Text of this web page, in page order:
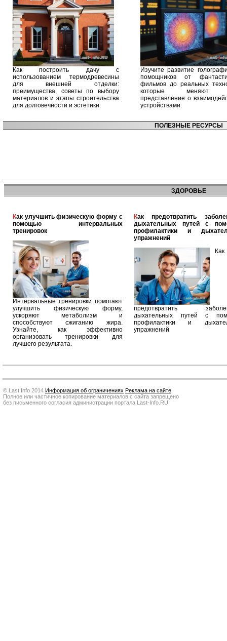
Как построить дачу с
использованием термодревесины
для внешней отделки:
преимущества, советы по выбору
материалов и этапы строительства
для долговечности и эстетики.
Изучите развитие
помощников от
фильмов до реальных
которые меняют
представление о
устройствами.
ПОЛЕЗНЫЕ РЕСУРСЫ
ЗДОРОВЬЕ
Как улучшить физическую форму с
помощью интервальных
тренировок
Интервальные тренировки помогают
улучшить физическую форму,
ускоряют метаболизм и
способствуют сжиганию жира.
Узнайте, как эффективно
организовать тренировки для
лучшего результата.
Как предотвратить заболевания
дыхательных путей с
профилактики и
упражнений
Как
предотвратить
дыхательных путей с
профилактики и
упражнений
© Last Info 2014 Информация об ограничениях Реклама на сайте
Полное или частичное копирование материалов с сайта запрещено
без письменного согласия администрации портала Last-Info.RU